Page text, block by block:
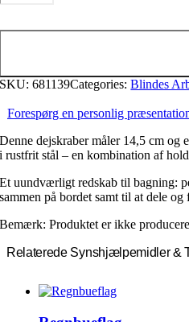
SKU:681139Categories:Blindes
Forespørg en personlig
Denne dejskraber måler 14,5 cm og
i rustfrit stål – en kombination af
Et uundværligt redskab til bagning:
sammen på bordet samt til at dele
Bemærk: Produktet er ikke
Relaterede Synshjælpemidler &